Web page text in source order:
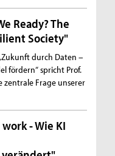
Ready? The
Society"
durch Daten –
fördern“ spricht Prof.
zentrale Frage unserer
- Wie KI